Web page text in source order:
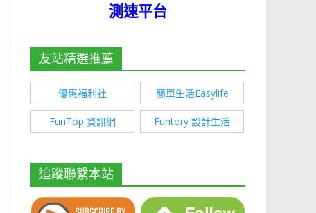
測速平台
友站精選推薦
優惠福利社 簡單生活Easylife
FunTop 資訊網 Funtory 設計生活
追蹤聯繫本站